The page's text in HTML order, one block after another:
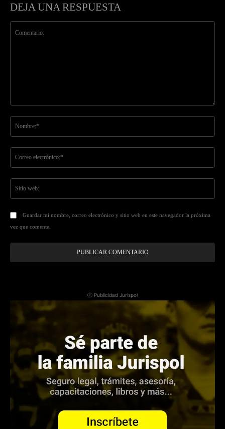
DEJA UNA RESPUESTA
Guardar mi nombre, correo electrónico y sitio web en este navegador la próxima
vez que comente.
ⓘ Publicidad Jurispol